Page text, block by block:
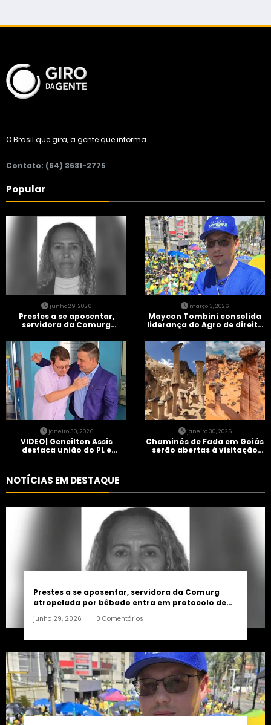
O Brasil que gira, a gente que informa.
Contato: (64) 3631-2775
Popular
junho 29, 2026
Prestes a se aposentar,
servidora da Comurg
entra em protocolo de
morte encefálica
março 3, 2026
Maycon Tombini consolida
liderança do Agro de direita
Brasil” em Goiânia
janeiro 30, 2026
VÍDEO| Geneilton Assis
destaca união do PL e
janeiro 30, 2026
Chaminés de Fada em Goiás
serão abertas à visitação
NOTÍCIAS EM DESTAQUE
Prestes a se aposentar, servidora da Comurg
atropelada por bêbado entra em protocolo de
junho 29, 2026 0 Comentários